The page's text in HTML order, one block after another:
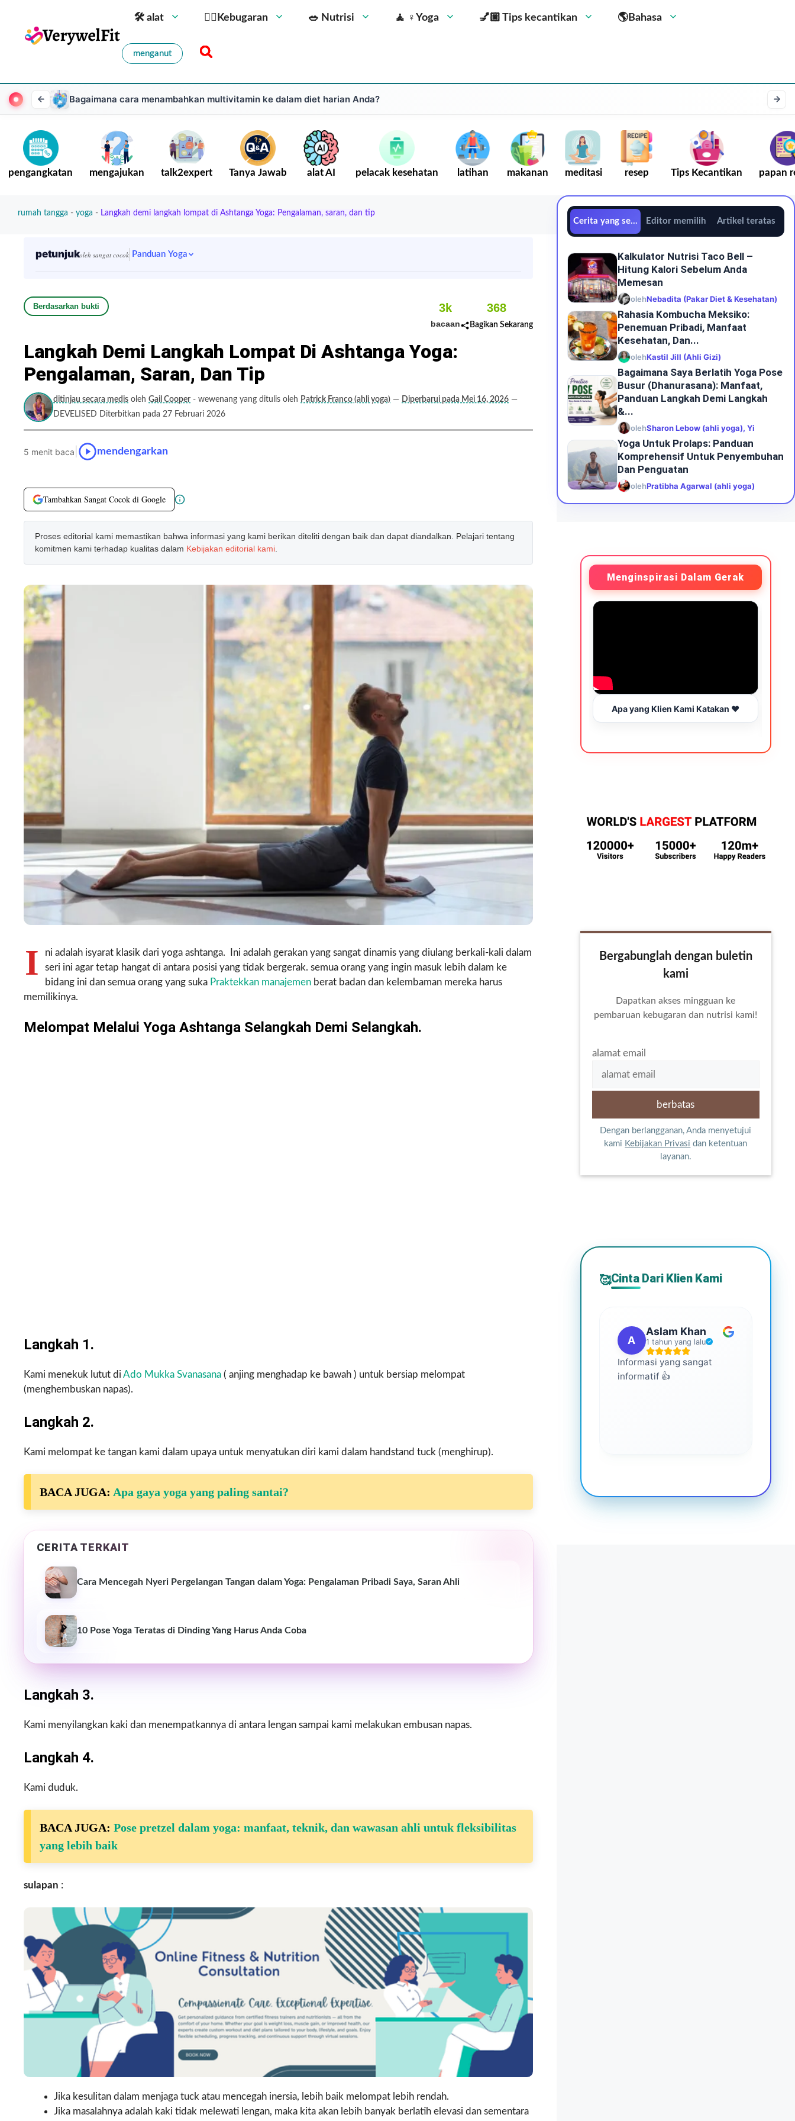
🛠 alat 🏋️‍♀️Kebugaran 🥗 Nutrisi 🧘 ‍♀️Yoga 💅🏼 Tips kecantikan 🌎Bahasa
menganut
Bagaimana cara menambahkan multivitamin ke dalam diet harian Anda?
pengangkatan mengajukan talk2expert Tanya Jawab alat AI pelacak kesehatan latihan makanan meditasi resep Tips Kecantikan papan
rumah tangga - yoga - Langkah demi langkah lompat di Ashtanga Yoga: Pengalaman, saran, dan tip
petunjukoleh sangat cocok Panduan Yoga
Berdasarkan bukti 3k
bacaan
368
Bagikan Sekarang
Langkah Demi Langkah Lompat Di Ashtanga Yoga:
Pengalaman, Saran, Dan Tip
ditinjau secara medis oleh Gail Cooper - wewenang yang ditulis oleh Patrick Franco (ahli yoga) — Diperbarui pada Mei 16, 2026 —
DEVELISED Diterbitkan pada 27 Februari 2026
5 menit baca mendengarkan
Tambahkan Sangat Cocok di Google
Proses editorial kami memastikan bahwa informasi yang kami berikan diteliti dengan baik dan dapat diandalkan. Pelajari tentang
komitmen kami terhadap kualitas dalam Kebijakan editorial kami
I
ni adalah isyarat klasik dari yoga ashtanga. Ini adalah gerakan yang sangat dinamis yang diulang berkali-kali dalam
seri ini agar tetap hangat di antara posisi yang tidak bergerak. semua orang yang ingin masuk lebih dalam ke
bidang ini dan semua orang yang suka Praktekkan manajemen berat badan dan kelembaman mereka harus
memilikinya.
Melompat Melalui Yoga Ashtanga Selangkah Demi Selangkah.
Langkah 1.
Kami menekuk lutut di Ado Mukka Svanasana ( anjing menghadap ke bawah ) untuk bersiap melompat
(menghembuskan napas).
Langkah 2.
Kami melompat ke tangan kami dalam upaya untuk menyatukan diri kami dalam handstand tuck (menghirup).
BACA JUGA: Apa gaya yoga yang paling santai?
CERITA TERKAIT
Cara Mencegah Nyeri Pergelangan Tangan dalam Yoga: Pengalaman Pribadi Saya, Saran Ahli
10 Pose Yoga Teratas di Dinding Yang Harus Anda Coba
Langkah 3.
Kami menyilangkan kaki dan menempatkannya di antara lengan sampai kami melakukan embusan napas.
Langkah 4.
Kami duduk.
BACA JUGA: Pose pretzel dalam yoga: manfaat, teknik, dan wawasan ahli untuk fleksibilitas
yang lebih baik
sulapan :
Jika kesulitan dalam menjaga tuck atau mencegah inersia, lebih baik melompat lebih rendah.
Jika masalahnya adalah kaki tidak melewati lengan, maka kita akan lebih banyak berlatih elevasi dan sementara
Cerita yang sedang trenEditor memilih Artikel teratas
Kalkulator Nutrisi Taco Bell –
Hitung Kalori Sebelum Anda
Memesan
olehNebadita (Pakar Diet & Kesehatan)
Rahasia Kombucha Meksiko:
Penemuan Pribadi, Manfaat
Kesehatan, Dan...
olehKastil Jill (Ahli Gizi)
Bagaimana Saya Berlatih Yoga Pose
Busur (dhanurasana): Manfaat,
Panduan Langkah Demi Langkah
&...
olehSharon Lebow (ahli yoga), Yi
Yoga Untuk Prolaps: Panduan
Komprehensif Untuk Penyembuhan
Dan Penguatan
olehPratibha Agarwal (ahli yoga)
Menginspirasi Dalam Gerak
Apa yang Klien Kami Katakan ❤️
Bergabunglah dengan buletin
kami
Dapatkan akses mingguan ke
pembaruan kebugaran dan nutrisi kami!
alamat email
Dengan berlangganan, Anda menyetujui
kami Kebijakan Privasi dan ketentuan
layanan.
🥰Cinta Dari Klien Kami
A
Aslam Khan
1 tahun yang lalu
Informasi yang sangat
informatif 👍